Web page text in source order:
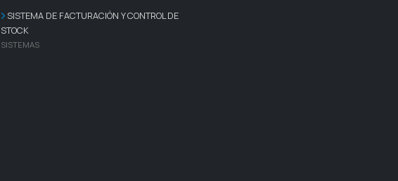
SISTEMA DE FACTURACIÓN Y CONTROL DE
STOCK
SISTEMAS